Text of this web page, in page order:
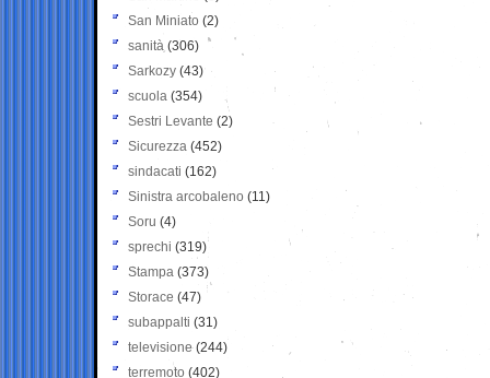
San Miniato (2)
sanità (306)
Sarkozy (43)
scuola (354)
Sestri Levante (2)
Sicurezza (452)
sindacati (162)
Sinistra arcobaleno (11)
Soru (4)
sprechi (319)
Stampa (373)
Storace (47)
subappalti (31)
televisione(244)
terremoto (402)